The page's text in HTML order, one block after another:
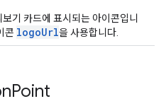
기 카드에 표시되는 아이콘입니
콘 logoUrl을 사용합니다.
Point